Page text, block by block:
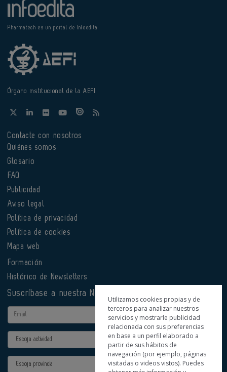
Pharmatech es un portal de Infoedita
Órgano institucional de la AEFI
Contacte con nosotros
Quiénes somos
Glosario
FAQ
Publicidad
Aviso legal
Política de privacidad
Política de cookies
Mapa web
Formación
Histórico de Newsletters
Suscríbase a nuestra Newsletter
Email
Actividad
Provincia
Utilizamos cookies propias y de
terceros para analizar nuestros
servicios y mostrarle publicidad
relacionada con sus preferencias
en base a un perfil elaborado a
partir de sus hábitos de
navegación (por ejemplo, páginas
visitadas o videos vistos). Puedes